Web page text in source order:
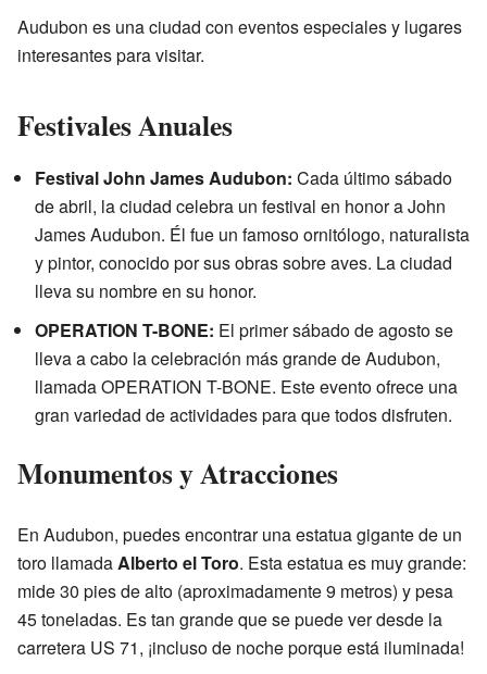
Audubon es una ciudad con eventos especiales y lugares
interesantes para visitar.
Festivales Anuales
Festival John James Audubon: Cada último sábado
de abril, la ciudad celebra un festival en honor a John
James Audubon. Él fue un famoso ornitólogo, naturalista
y pintor, conocido por sus obras sobre aves. La ciudad
lleva su nombre en su honor.
OPERATION T-BONE: El primer sábado de agosto se
lleva a cabo la celebración más grande de Audubon,
llamada OPERATION T-BONE. Este evento ofrece una
gran variedad de actividades para que todos disfruten.
Monumentos y Atracciones
En Audubon, puedes encontrar una estatua gigante de un
toro llamadaAlberto el Toro. Esta estatua es muy grande:
mide 30 pies de alto (aproximadamente 9 metros) y pesa
45 toneladas. Es tan grande que se puede ver desde la
carretera US 71, ¡incluso de noche porque está iluminada!